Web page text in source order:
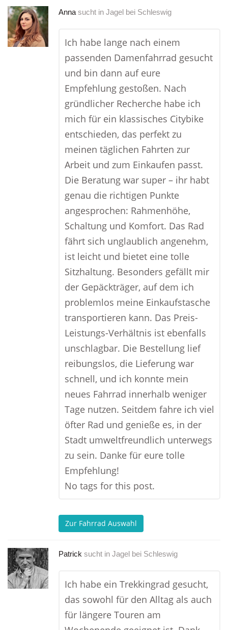
Anna sucht in Jagel bei Schleswig
Ich habe lange nach einem
passenden Damenfahrrad gesucht
und bin dann auf eure
Empfehlung gestoßen. Nach
gründlicher Recherche habe ich
mich für ein klassisches Citybike
entschieden, das perfekt zu
meinen täglichen Fahrten zur
Arbeit und zum Einkaufen passt.
Die Beratung war super – ihr habt
genau die richtigen Punkte
angesprochen: Rahmenhöhe,
Schaltung und Komfort. Das Rad
fährt sich unglaublich angenehm,
ist leicht und bietet eine tolle
Sitzhaltung. Besonders gefällt mir
der Gepäckträger, auf dem ich
problemlos meine Einkaufstasche
transportieren kann. Das Preis-
Leistungs-Verhältnis ist ebenfalls
unschlagbar. Die Bestellung lief
reibungslos, die Lieferung war
schnell, und ich konnte mein
neues Fahrrad innerhalb weniger
Tage nutzen. Seitdem fahre ich viel
öfter Rad und genieße es, in der
Stadt umweltfreundlich unterwegs
zu sein. Danke für eure tolle
Empfehlung!
No tags for this post.
Zur Fahrrad Auswahl
Patrick sucht in Jagel bei Schleswig
Ich habe ein Trekkingrad gesucht,
das sowohl für den Alltag als auch
für längere Touren am